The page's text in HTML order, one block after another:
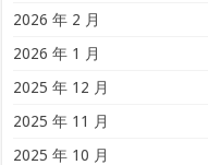
2026 年 2 月
2026 年 1 月
2025 年 12 月
2025 年 11 月
2025 年 10 月